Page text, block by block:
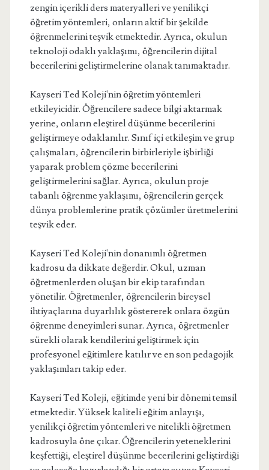
zengin içerikli ders materyalleri ve yenilikçi
öğretim yöntemleri, onların aktif bir şekilde
öğrenmelerini teşvik etmektedir. Ayrıca, okulun
teknoloji odaklı yaklaşımı, öğrencilerin dijital
becerilerini geliştirmelerine olanak tanımaktadır.
Kayseri Ted Koleji'nin öğretim yöntemleri
etkileyicidir. Öğrencilere sadece bilgi aktarmak
yerine, onların eleştirel düşünme becerilerini
geliştirmeye odaklanılır. Sınıf içi etkileşim ve grup
çalışmaları, öğrencilerin birbirleriyle işbirliği
yaparak problem çözme becerilerini
geliştirmelerini sağlar. Ayrıca, okulun proje
tabanlı öğrenme yaklaşımı, öğrencilerin gerçek
dünya problemlerine pratik çözümler üretmelerini
teşvik eder.
Kayseri Ted Koleji'nin donanımlı öğretmen
kadrosu da dikkate değerdir. Okul, uzman
öğretmenlerden oluşan bir ekip tarafından
yönetilir. Öğretmenler, öğrencilerin bireysel
ihtiyaçlarına duyarlılık göstererek onlara özgün
öğrenme deneyimleri sunar. Ayrıca, öğretmenler
sürekli olarak kendilerini geliştirmek için
profesyonel eğitimlere katılır ve en son pedagojik
yaklaşımları takip eder.
Kayseri Ted Koleji, eğitimde yeni bir dönemi temsil
etmektedir. Yüksek kaliteli eğitim anlayışı,
yenilikçi öğretim yöntemleri ve nitelikli öğretmen
kadrosuyla öne çıkar. Öğrencilerin yeteneklerini
keşfettiği, eleştirel düşünme becerilerini geliştirdiği